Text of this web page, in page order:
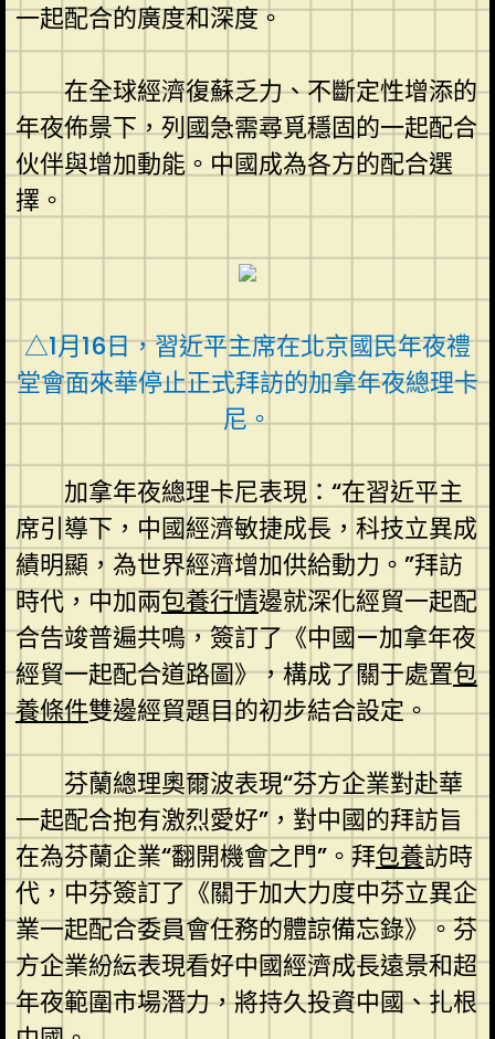
一起配合的廣度和深度。
在全球經濟復蘇乏力、不斷定性增添的
年夜佈景下，列國急需尋覓穩固的一起配合
伙伴與增加動能。中國成為各方的配合選
擇。
△1月16日，習近平主席在北京國民年夜禮
堂會面來華停止正式拜訪的加拿年夜總理卡
尼。
加拿年夜總理卡尼表現：“在習近平主
席引導下，中國經濟敏捷成長，科技立異成
績明顯，為世界經濟增加供給動力。”拜訪
時代，中加兩包養行情邊就深化經貿一起配
合告竣普遍共鳴，簽訂了《中國—加拿年夜
經貿一起配合道路圖》，構成了關于處置包
養條件雙邊經貿題目的初步結合設定。
芬蘭總理奧爾波表現“芬方企業對赴華
一起配合抱有激烈愛好”，對中國的拜訪旨
在為芬蘭企業“翻開機會之門”。拜包養訪時
代，中芬簽訂了《關于加大力度中芬立異企
業一起配合委員會任務的體諒備忘錄》。芬
方企業紛紜表現看好中國經濟成長遠景和超
年夜範圍市場潛力，將持久投資中國、扎根